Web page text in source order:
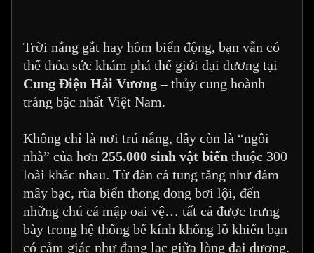
Trời nắng gắt hay hôm biển động, bạn vẫn có
thể thỏa sức khám phá thế giới đại dương tại
Cung Điện Hải Vương– thủy cung hoành
tráng bậc nhất Việt Nam.
Không chỉ là nơi trú nắng, đây còn là “ngôi
nhà” của hơn 255.000 sinh vật biển thuộc 300
loài khác nhau. Từ đàn cá tung tăng như đám
mây bạc, rùa biển thong dong bơi lội, đến
những chú cá mập oai vệ… tất cả được trưng
bày trong hệ thống bể kính khổng lồ khiến bạn
có cảm giác như đang lạc giữa lòng đại dương.